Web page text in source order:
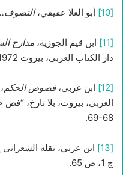
[10] أبو العلا عفيفي،
[11] ابن قيم الجوزية، مدارج
دار الكتاب العربي، بيروت 1972، ج 1، ص 61.
[12] ابن عربي،فصوص الحكم
العربي، بيروت، بلا تارخ،
68-69.
[13] ابن عربي، نقله
ج 1، ص 65.